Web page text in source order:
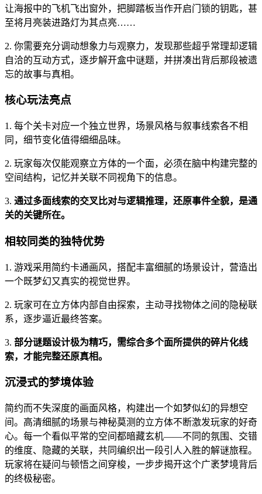
让海报中的飞机飞出窗外，把脚踏板当作开启门锁的钥匙，甚
至将月亮装进路灯为其点亮……
2. 你需要充分调动想象力与观察力，发现那些超乎常理却逻辑
自洽的互动方式，逐步解开盒中谜题，并拼凑出背后那段被遗
忘的故事与真相。
核心玩法亮点
1. 每个关卡对应一个独立世界，场景风格与叙事线索各不相
同，细节变化值得细细品味。
2. 玩家每次仅能观察立方体的一个面，必须在脑中构建完整的
空间结构，记忆并关联不同视角下的信息。
3. 通过多面线索的交叉比对与逻辑推理，还原事件全貌，是通
关的关键所在。
相较同类的独特优势
1. 游戏采用简约卡通画风，搭配丰富细腻的场景设计，营造出
一个既梦幻又真实的视觉世界。
2. 玩家可在立方体内部自由探索，主动寻找物体之间的隐秘联
系，逐步逼近最终答案。
3. 部分谜题设计极为精巧，需综合多个面所提供的碎片化线
索，才能完整还原真相。
沉浸式的梦境体验
简约而不失深度的画面风格，构建出一个如梦似幻的异想空
间。高清细腻的场景与神秘莫测的立方体不断激发玩家的好奇
心。每一个看似平常的空间都暗藏玄机——不同的氛围、交错
的维度、隐藏的关联，共同编织出一段引人入胜的解谜旅程。
玩家将在疑问与顿悟之间穿梭，一步步揭开这个广袤梦境背后
的终极秘密。